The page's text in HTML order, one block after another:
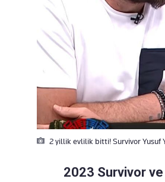
2 yillik evlilik bitti! Survivor
2023 Survivor ve